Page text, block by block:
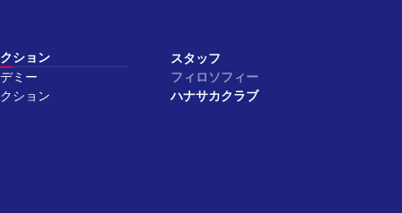
ション
ミー
ション
スタッフ
フィロソフィー
ハナサカクラブ